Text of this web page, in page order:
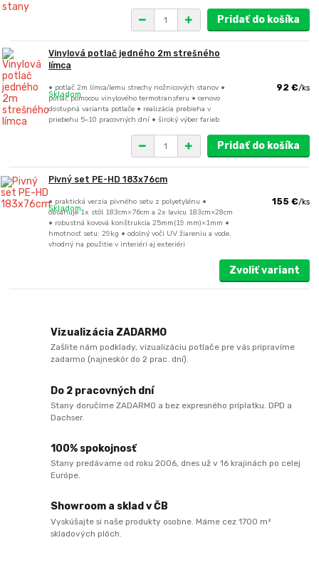
Pridať do košíka
Vinylová potlač jedného 2m strešného
límca
• potlač 2m límca/lemu strechy nožnicových stanov •
potlač pomocou vinylového termotransferu • cenovo
dostupná varianta potlače • realizácia prebieha v
priebehu 5–10 pracovných dní • široký výber farieb
92 €/ks
Skladom
Pridať do košíka
Pivný set PE-HD 183x76cm
• praktická verzia pivného setu z polyetylénu •
obsahuje 1x stôl 183cm×76cm a 2x lavicu 183cm×28cm
• robustná kovová konštrukcia 25mm(19 mm)×1mm •
hmotnosť setu: 29kg • odolný voči UV žiareniu a vode,
vhodný na použitie v interiéri aj exteriéri
155 €/ks
Skladom
Zvoliť variant
Vizualizácia ZADARMO
Zašlite nám podklady, vizualizáciu potlače pre vás pripravíme
zadarmo (najneskôr do 2 prac. dní).
Do 2 pracovných dní
Stany doručíme ZADARMO a bez expresného príplatku. DPD a
Dachser.
100% spokojnosť
Stany predávame od roku 2006, dnes už v 16 krajinách po celej
Európe.
Showroom a sklad v ČB
Vyskúšajte si naše produkty osobne. Máme cez 1700 m²
skladových plôch.